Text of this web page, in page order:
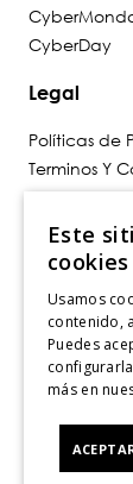
Av. Las
Santiago,
CyberDay
Legal
Políticas de
Terminos Y
Políticas De
Cambios,
Política de
Este
cookies
Usamos
contenido,
Puedes
más en